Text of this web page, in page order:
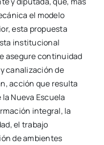
el modelo
esta propuesta
institucional
asegure continuidad
canalización de
acción que resulta
Nueva Escuela
integral, la
el trabajo
de ambientes